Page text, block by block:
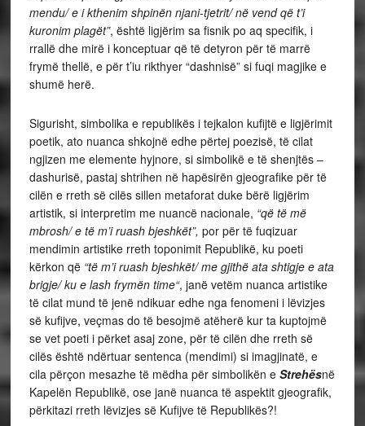
mendu/ e i kthenim shpinën njani-tjetrit/ në vend që t’i
kuronim plagët”, është ligjërim sa fisnik po aq specifik, i
rrallë dhe mirë i konceptuar që të detyron për të marrë
frymë thellë, e për t’iu rikthyer “dashnisë” si fuqi magjike e
shumë herë.
Sigurisht, simbolika e republikës i tejkalon kufijtë e ligjërimit
poetik, ato nuanca shkojnë edhe përtej poezisë, të cilat
ngjizen me elemente hyjnore, si simbolikë e të shenjtës –
dashurisë, pastaj shtrihen në hapësirën gjeografike për të
cilën e rreth së cilës sillen metaforat duke bërë ligjërim
artistik, si interpretim me nuancë nacionale, “që të më
mbrosh/ e të m’i ruash bjeshkët”, por për të fuqizuar
mendimin artistike rreth toponimit Republikë, ku poeti
kërkon që “të m’i ruash bjeshkët/ me gjithë ata shtigje e ata
brigje/ ku e lash frymën time“, janë vetëm nuanca artistike
të cilat mund të jenë ndikuar edhe nga fenomeni i lëvizjes
së kufijve, veçmas do të besojmë atëherë kur ta kuptojmë
se vet poeti i përket asaj zone, për të cilën dhe rreth së
cilës është ndërtuar sentenca (mendimi) si imagjinatë, e
cila përçon mesazhe të mëdha për simbolikën e Strehësnë
Kapelën Republikë, ose janë nuanca të aspektit gjeografik,
përkitazi rreth lëvizjes së Kufijve të Republikës?!